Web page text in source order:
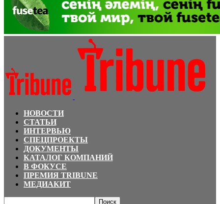
НОВОСТИ
СТАТЬИ
ИНТЕРВЬЮ
СПЕЦПРОЕКТЫ
ДОКУМЕНТЫ
КАТАЛОГ КОМПАНИЙ
В ФОКУСЕ
ПРЕМИЯ TRIBUNE
МЕДИАКИТ